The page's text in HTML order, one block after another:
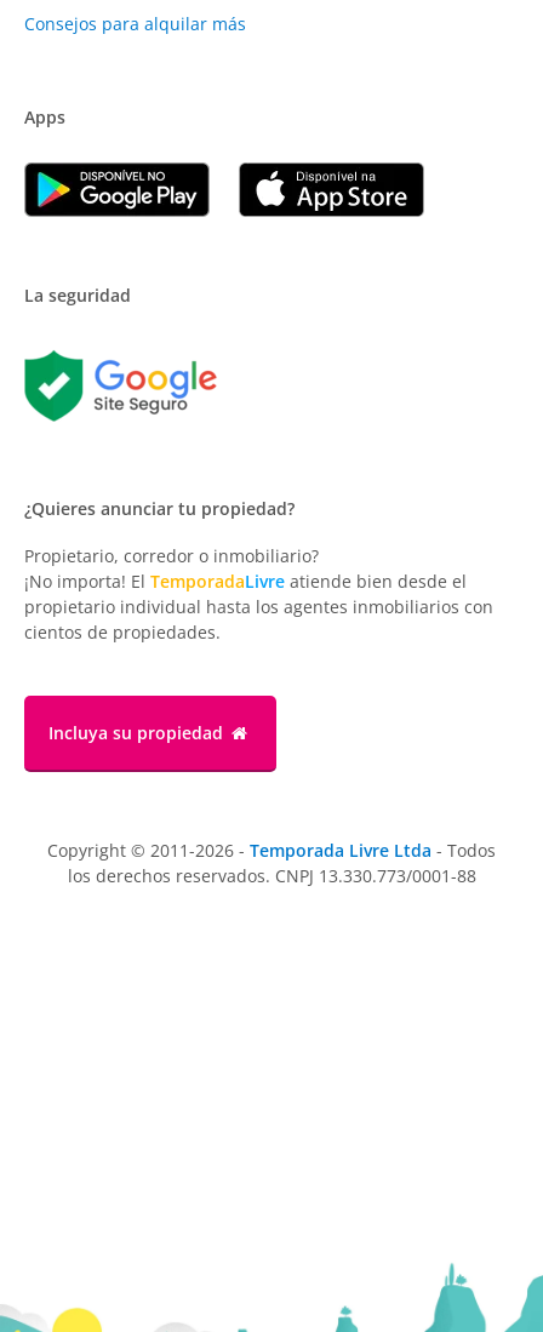
Consejos para alquilar más
Apps
La seguridad
¿Quieres anunciar tu propiedad?
Propietario, corredor o inmobiliario?
¡No importa! El TemporadaLivre atiende bien desde el
propietario individual hasta los agentes inmobiliarios con
cientos de propiedades.
Incluya su propiedad
Copyright © 2011-2026 - Temporada Livre Ltda - Todos
los derechos reservados. CNPJ 13.330.773/0001-88